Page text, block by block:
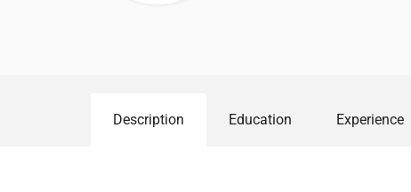
Description Education Experience